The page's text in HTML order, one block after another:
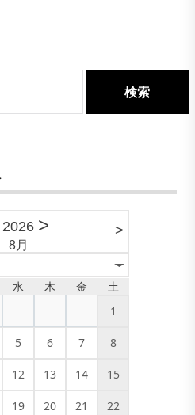
2026 >
8月
>
水 木 金 土
1
5 6 7 8
12 13 14 15
19 20 21 22